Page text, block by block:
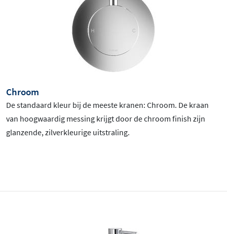
Chroom
De standaard kleur bij de meeste kranen: Chroom. De kraan
van hoogwaardig messing krijgt door de chroom finish zijn
glanzende, zilverkleurige uitstraling.